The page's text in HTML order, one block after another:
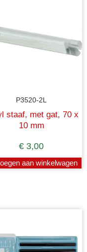
P3520-2L
staaf, met gat, 70 x
10 mm
€ 3,00
aan winkelwagen